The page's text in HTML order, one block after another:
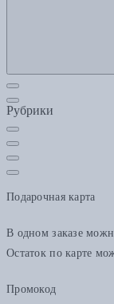
Рубрики
Подарочная карта
В одном заказе
Остаток по карте
Промокод